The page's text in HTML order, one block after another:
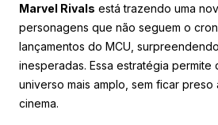
Marvel Rivals está trazendo uma
personagens que não seguem o
lançamentos do MCU,
inesperadas. Essa estratégia
universo mais amplo, sem ficar preso
cinema.